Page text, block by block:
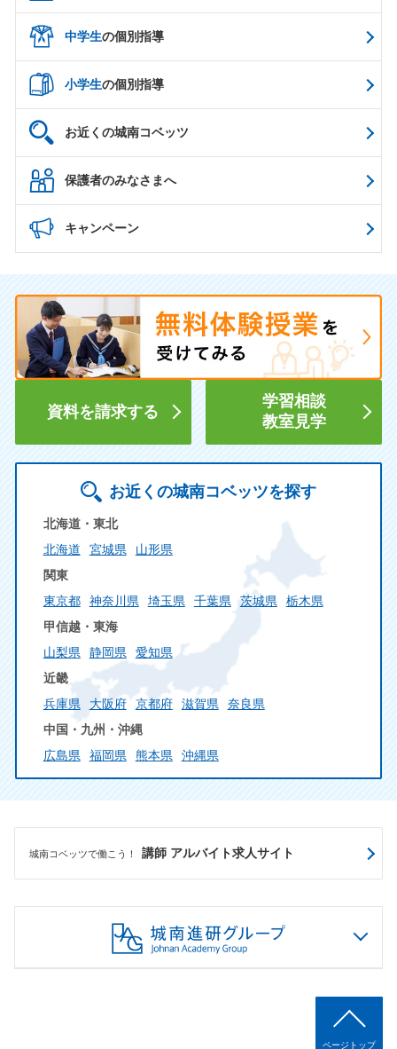
中学生の個別指導
小学生の個別指導
お近くの城南コベッツ
保護者のみなさまへ
キャンペーン
資料を請求する
学習相談
教室見学
お近くの城南コベッツを探す
北海道・東北
北海道
宮城県
山形県
関東
東京都
神奈川県 埼玉県 千葉県 茨城県
栃木県
甲信越・東海
山梨県
静岡県
愛知県
近畿
兵庫県
大阪府 京都府 滋賀県
奈良県
中国・九州・沖縄
広島県
福岡県 熊本県 沖縄県
城南コベッツで働こう！ 講師 アルバイト求人サイト
ページトップ